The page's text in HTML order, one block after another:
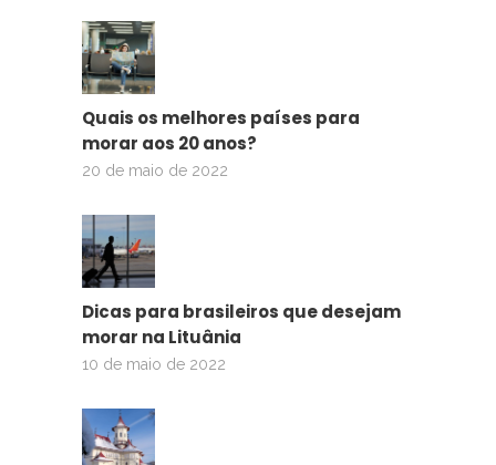
Quais os melhores países para
morar aos 20 anos?
20 de maio de 2022
Dicas para brasileiros que desejam
morar na Lituânia
10 de maio de 2022